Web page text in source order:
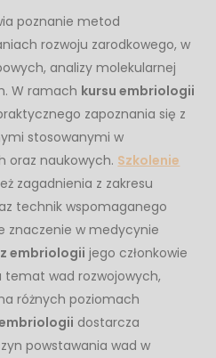
poznanie metod
rozwoju zarodkowego, w
analizy molekularnej
W ramach kursu embriologii
zapoznania się z
stosowanymi w
oraz naukowych. Szkolenie
zagadnienia z zakresu
technik wspomaganego
znaczenie w medycynie
embriologii jego członkowie
wad rozwojowych,
różnych poziomach
dostarcza
powstawania wad w